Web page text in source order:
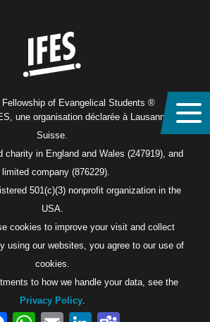
Fellowship of Evangelical Students ®
une organisation déclarée à Lausanne,
Suisse.
charity in England and Wales (247919), and
limited company (876229).
501(c)(3) nonprofit organization in the
USA.
cookies to improve your visit and collect
using our websites, you agree to our use of
cookies.
to how we handle your data, see the
Privacy Policy.
FacebookWhatsAppEmail LinkedIn